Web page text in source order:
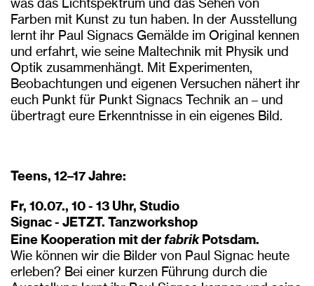
was das Lichtspektrum und das Sehen von
Farben mit Kunst zu tun haben. In der Ausstellung
lernt ihr Paul Signacs Gemälde im Original kennen
und erfahrt, wie seine Maltechnik mit Physik und
Optik zusammenhängt. Mit Experimenten,
Beobachtungen und eigenen Versuchen nähert ihr
euch Punkt für Punkt Signacs Technik an – und
übertragt eure Erkenntnisse in ein eigenes Bild.
Teens, 12–17 Jahre:
Fr, 10.07., 10 - 13 Uhr, Studio
Signac - JETZT. Tanzworkshop
Eine Kooperation mit der fabrikPotsdam.
Wie können wir die Bilder von Paul Signac heute
erleben? Bei einer kurzen Führung durch die